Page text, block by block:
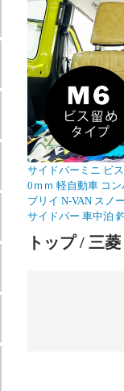
サイドバーミニ ビ
0ｍｍ 軽自動車 コ
ブリイ N-VAN スノ
サイドバー 車中泊
トップ/ 三菱